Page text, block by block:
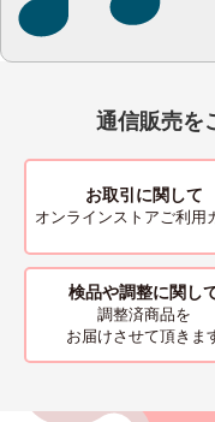
通信販売を
お取引に関して
オンラインストアご利用
検品や調整に関し
調整済商品を
お届けさせて頂きま